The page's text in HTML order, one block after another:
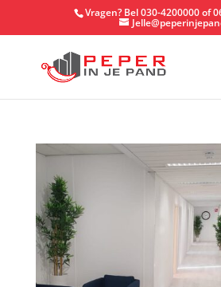
Vragen? Bel 030-4200000 of